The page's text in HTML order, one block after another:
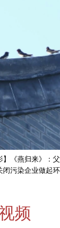
】《燕归来》：父
闭污染企业做起环
频